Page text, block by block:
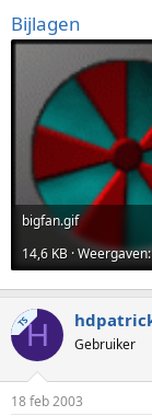
Bijlagen
bigfan.gif
14,6 KB ·
TSH Gebruiker
18 feb 2003